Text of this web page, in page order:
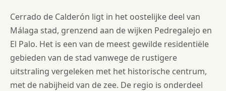
Cerrado de Calderón ligt in het oostelijke deel van
Málaga stad, grenzend aan de wijken Pedregalejo en
El Palo. Het is een van de meest gewilde residentiële
gebieden van de stad vanwege de rustigere
uitstraling vergeleken met het historische centrum,
met de nabijheid van de zee. De regio is onderdeel